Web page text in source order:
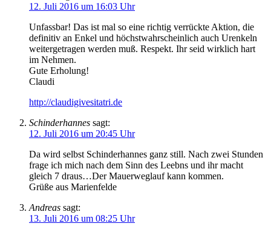
12. Juli 2016 um 16:03 Uhr
Unfassbar! Das ist mal so eine richtig verrückte Aktion, die
definitiv an Enkel und höchstwahrscheinlich auch Urenkeln
weitergetragen werden muß. Respekt. Ihr seid wirklich hart
im Nehmen.
Gute Erholung!
Claudi
http://claudigivesitatri.de
Schinderhannes sagt:
12. Juli 2016 um 20:45 Uhr
Da wird selbst Schinderhannes ganz still. Nach zwei Stunden
frage ich mich nach dem Sinn des Leebns und ihr macht
gleich 7 draus…Der Mauerweglauf kann kommen.
Grüße aus Marienfelde
Andreas sagt:
13. Juli 2016 um 08:25 Uhr